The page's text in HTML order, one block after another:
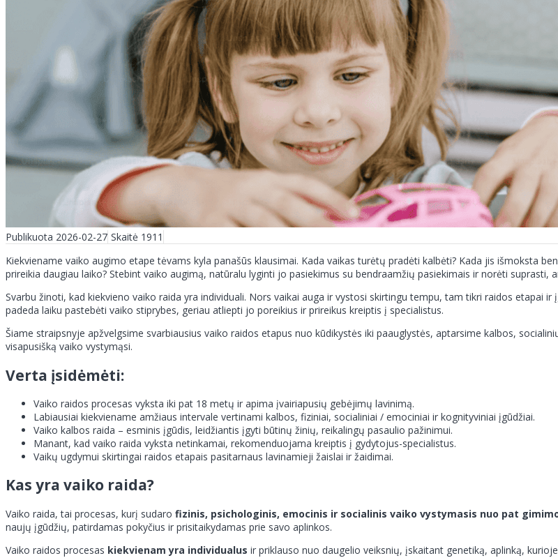
Publikuota 2026-02-27 Skaitė 1911
Kiekviename vaiko augimo etape tėvams kyla panašūs klausimai. Kada vaikas turėtų pradėti kalbėti? Kada jis išmoksta
prireikia daugiau laiko? Stebint vaiko augimą, natūralu lyginti jo pasiekimus su bendraamžių pasiekimais ir norėti suprasti,
Svarbu žinoti, kad kiekvieno vaiko raida yra individuali. Nors vaikai auga ir vystosi skirtingu tempu, tam tikri raidos etapai
padeda laiku pastebėti vaiko stiprybes, geriau atliepti jo poreikius ir prireikus kreiptis į specialistus.
Šiame straipsnyje apžvelgsime svarbiausius vaiko raidos etapus nuo kūdikystės iki paauglystės, aptarsime kalbos,
visapusišką vaiko vystymąsi.
Verta įsidėmėti:
Vaiko raidos procesas vyksta iki pat 18 metų ir apima įvairiapusių gebėjimų lavinimą.
Labiausiai kiekviename amžiaus intervale vertinami kalbos, fiziniai, socialiniai / emociniai ir kognityviniai įgūdžiai.
Vaiko kalbos raida – esminis įgūdis, leidžiantis įgyti būtinų žinių, reikalingų pasaulio pažinimui.
Manant, kad vaiko raida vyksta netinkamai, rekomenduojama kreiptis į gydytojus-specialistus.
Vaikų ugdymui skirtingai raidos etapais pasitarnaus lavinamieji žaislai ir žaidimai.
Kas yra vaiko raida?
Vaiko raida, tai procesas, kurį sudaro fizinis, psichologinis, emocinis ir socialinis vaiko vystymasis nuo pat
naujų įgūdžių, patirdamas pokyčius ir prisitaikydamas prie savo aplinkos.
Vaiko raidos procesas kiekvienam yra individualus ir priklauso nuo daugelio veiksnių, įskaitant genetiką, aplinką,